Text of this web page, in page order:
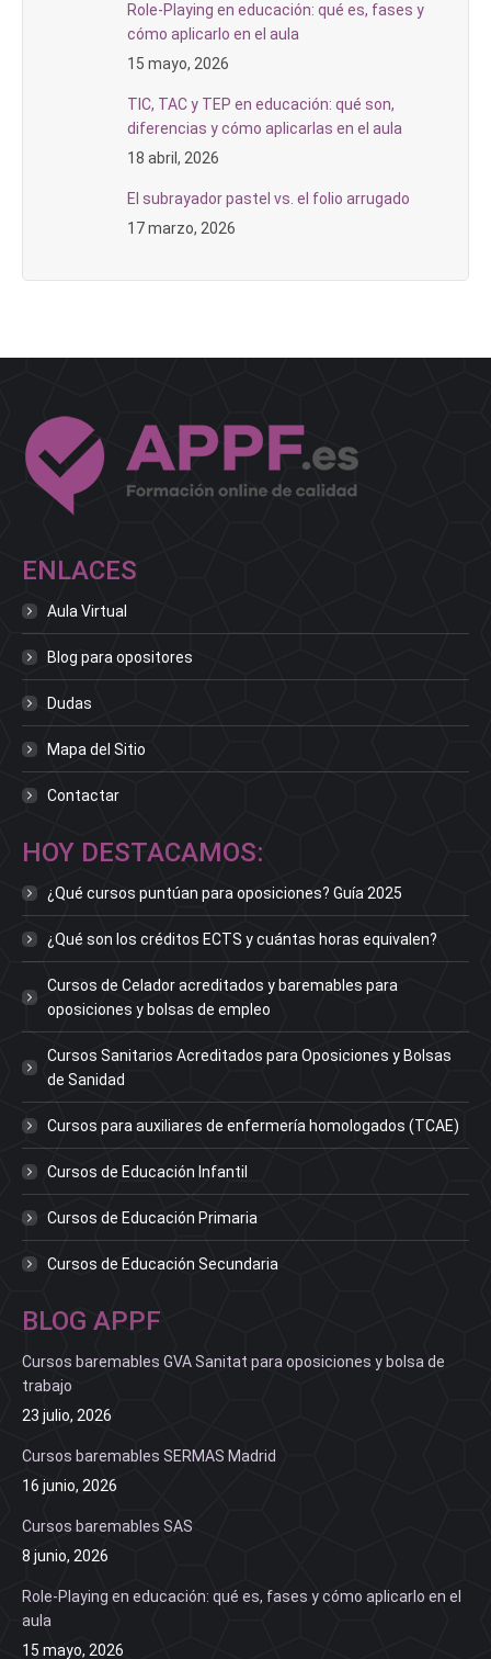
Role-Playing en educación: qué es, fases y
cómo aplicarlo en el aula
15 mayo, 2026
TIC, TAC y TEP en educación: qué son,
diferencias y cómo aplicarlas en el aula
18 abril, 2026
El subrayador pastel vs. el folio arrugado
17 marzo, 2026
ENLACES
Aula Virtual
Blog para opositores
Dudas
Mapa del Sitio
Contactar
HOY DESTACAMOS:
¿Qué cursos puntúan para oposiciones? Guía 2025
¿Qué son los créditos ECTS y cuántas horas equivalen?
Cursos de Celador acreditados y baremables para
oposiciones y bolsas de empleo
Cursos Sanitarios Acreditados para Oposiciones y Bolsas
de Sanidad
Cursos para auxiliares de enfermería homologados (TCAE)
Cursos de Educación Infantil
Cursos de Educación Primaria
Cursos de Educación Secundaria
BLOG APPF
Cursos baremables GVA Sanitat para oposiciones y bolsa de
trabajo
23 julio, 2026
Cursos baremables SERMAS Madrid
16 junio, 2026
Cursos baremables SAS
8 junio, 2026
Role-Playing en educación: qué es, fases y cómo aplicarlo en el
aula
15 mayo, 2026